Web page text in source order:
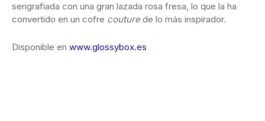
serigrafiada con una gran lazada rosa fresa, lo que la ha
convertido en un cofre couturede lo más inspirador.
Disponible en www.glossybox.es